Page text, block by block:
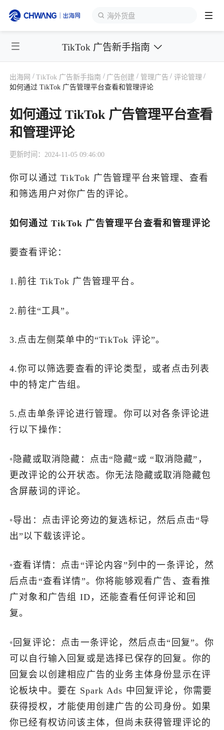
海外货盘
跨境展会
出海服务
出海资讯
出海导航
TikTok 广告新手指南
出海网 / TikTok 广告新手指南 / 广告创建 / 管理广告 / 评论管理 /
如何通过 TikTok 广告管理平台查看和管理评论
如何通过 TikTok 广告管理平台查看
和管理评论
更新时间：2024-11-05 09:46:00
你可以通过 TikTok 广告管理平台来管理、查看
和筛选用户对你广告的评论。
如何通过 TikTok 广告管理平台查看和管理评论
要查看评论：
1.前往 TikTok 广告管理平台。
2.前往“工具”。
3.点击左侧菜单中的“TikTok 评论”。
4.你可以筛选要查看的评论类型，或者点击列表
中的特定广告组。
5.点击单条评论进行管理。你可以对各条评论进
行以下操作：
◦隐藏或取消隐藏：点击“隐藏“或 “取消隐藏”，
更改评论的公开状态。你无法隐藏或取消隐藏包
含屏蔽词的评论。
◦导出：点击评论旁边的复选标记，然后点击“导
出”以下载该评论。
◦查看详情：点击“评论内容”列中的一条评论，然
后点击“查看详情”。你将能够观看广告、查看推
广对象和广告组 ID，还能查看任何评论和回
复。
◦回复评论：点击一条评论，然后点击“回复”。你
可以自行输入回复或是选择已保存的回复。你的
回复会以创建相应广告的业务主体身份显示在评
论板块中。要在 Spark Ads 中回复评论，你需要
获得授权，才能使用创建广告的公司身份。如果
你已经有权访问该主体，但尚未获得管理评论的